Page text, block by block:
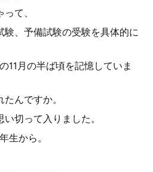
て、
験、予備試験の受験を具体的に
11月の半ば頃を記憶していま
んですか。
切って入りました。
生から。